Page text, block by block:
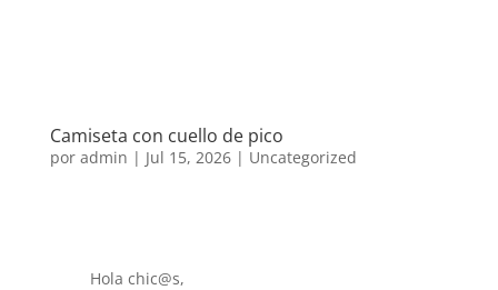
Camiseta con cuello de pico
por admin | Jul 15, 2026| Uncategorized
Hola chic@s,